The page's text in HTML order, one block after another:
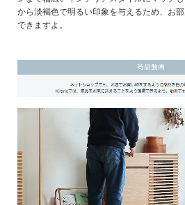
から淡褐色で明るい印象を与えるため、お
できますよ。